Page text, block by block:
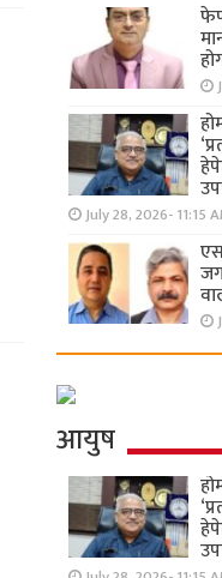
July 28, 2026- 11:15
आयुष